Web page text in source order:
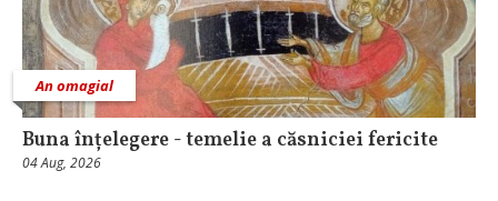
An omagial
Buna înțelegere - temelie a căsniciei fericite
04 Aug, 2026